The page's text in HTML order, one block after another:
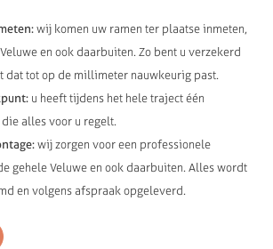
wij komen uw ramen ter plaatse inmeten,
en ook daarbuiten. Zo bent u verzekerd
dat tot op de millimeter nauwkeurig past.
u heeft tijdens het hele traject één
alles voor u regelt.
wij zorgen voor een professionele
gehele Veluwe en ook daarbuiten. Alles wordt
en volgens afspraak opgeleverd.